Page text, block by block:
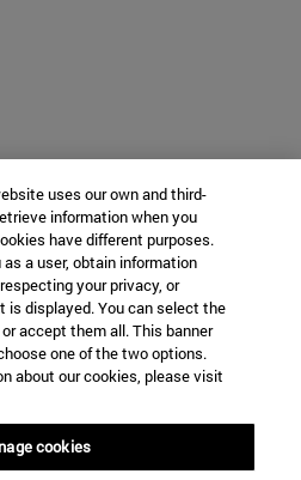
uses our own and third-
information when you
have different purposes.
a user, obtain information
your privacy, or
is displayed. You can select the
accept them all. This banner
one of the two options.
about our cookies, please visit
cookies